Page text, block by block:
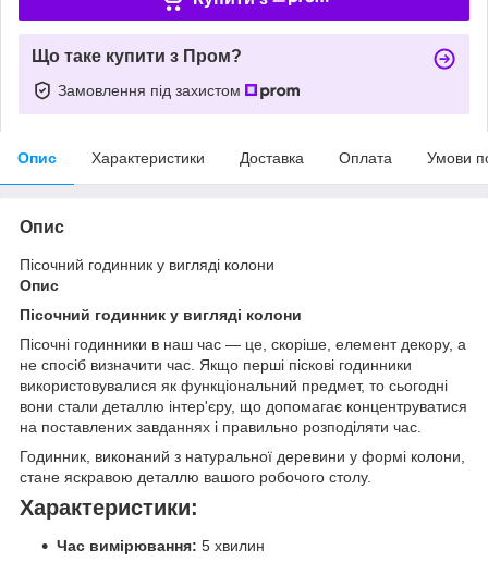
Що таке купити з Пром?
Замовлення під захистом
Опис Характеристики Доставка Оплата Умови
Опис
Пісочний годинник у вигляді колони
Опис
Пісочний годинник у вигляді колони
Пісочні годинники в наш час — це, скоріше, елемент декору, а
не спосіб визначити час. Якщо перші піскові годинники
використовувалися як функціональний предмет, то сьогодні
вони стали деталлю інтер'єру, що допомагає концентруватися
на поставлених завданнях і правильно розподіляти час.
Годинник, виконаний з натуральної деревини у формі колони,
стане яскравою деталлю вашого робочого столу.
Характеристики:
Час вимірювання: 5 хвилин